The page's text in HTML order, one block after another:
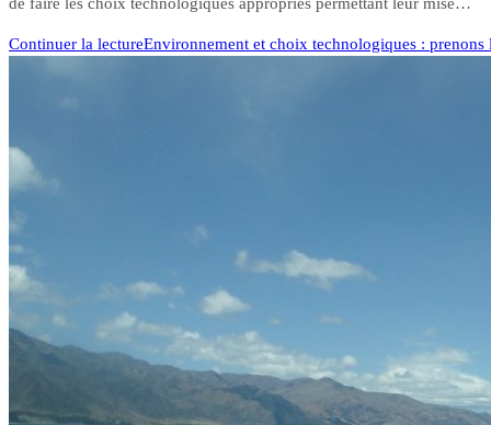
Continuer la lectureEnvironnement et choix technologiques : prenons